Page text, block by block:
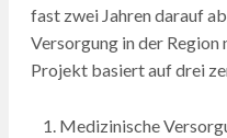
fast zwei Jahren darauf
Versorgung in der
Projekt basiert auf drei
Medizinische